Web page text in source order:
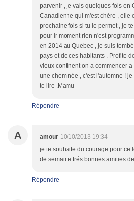
parvenir , je vais quelques fois en
Canadienne qui m'est chère , elle
prochaine fois si tu le permet , je
pour lr moment rien n'est
en 2014 au Quebec , je suis
pays et de ces habitants . Profite
vieux continent on a commencer
une cheminée , c'est l'automne !
te lire .Mamu
Répondre
A amour 10/10/2013 19:34
je te souhaite du courage pour ce
de semaine trés bonnes amities
Répondre